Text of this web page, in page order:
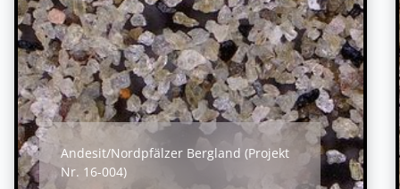
Andesit/Nordpfälzer Bergland (Projekt
Nr. 16-004)